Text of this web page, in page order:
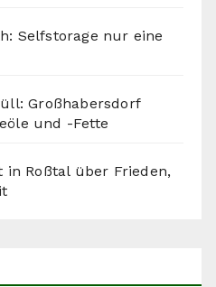
Selfstorage nur eine
Großhabersdorf
und -Fette
in Roßtal über Frieden,